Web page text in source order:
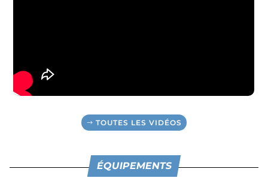
TOUTES LES VIDÉOS
ÉQUIPEMENTS